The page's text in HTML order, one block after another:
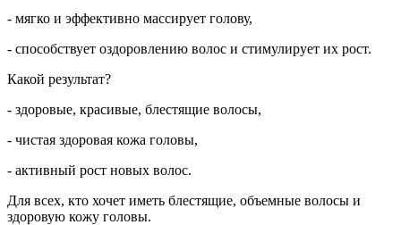
- мягко и эффективно массирует голову,
- способствует оздоровлению волос и стимулирует их рост.
Какой результат?
- здоровые, красивые, блестящие волосы,
- чистая здоровая кожа головы,
- активный рост новых волос.
Для всех, кто хочет иметь блестящие, объемные волосы и
здоровую кожу головы.